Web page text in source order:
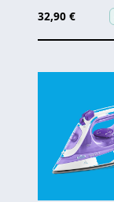
32,90 €